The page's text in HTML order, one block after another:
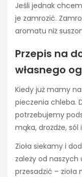
Jeśli jednak
je zamrozić.
aromatu niż
Przepis na
własnego
Kiedy już mamy
pieczenia chleba.
potrzebujemy
mąka, drożdże, sól
Zioła siekamy i
zależy od
przesadzić –